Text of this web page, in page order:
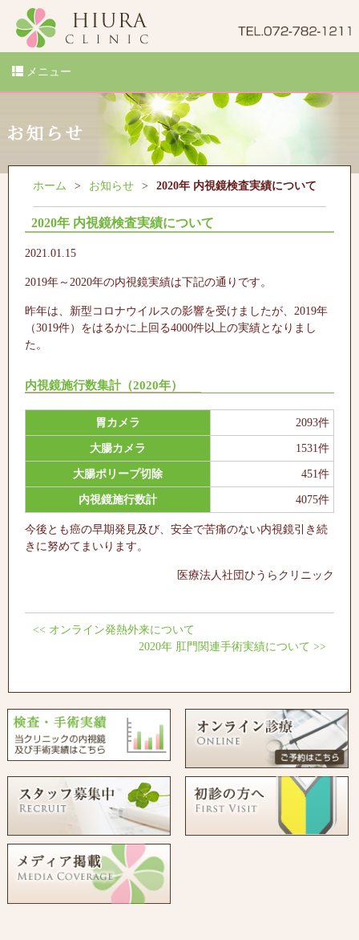
メニュー
ホーム お知らせ 2020年 内視鏡検査実績について
2020年 内視鏡検査実績について
2021.01.15
2019年～2020年の内視鏡実績は下記の通りです。
昨年は、新型コロナウイルスの影響を受けましたが、2019年
（3019件）をはるかに上回る4000件以上の実績となりまし
た。
内視鏡施行数集計（2020年）
胃カメラ 2093件
大腸カメラ 1531件
大腸ポリープ切除 451件
内視鏡施行数計 4075件
今後とも癌の早期発見及び、安全で苦痛のない内視鏡引き続
きに努めてまいります。
医療法人社団ひうらクリニック
<< オンライン発熱外来について
2020年 肛門関連手術実績について >>